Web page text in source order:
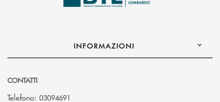
INFORMAZIONI
CONTATTI
Telefono: 03094691